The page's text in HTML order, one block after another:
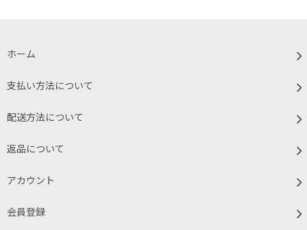
ホーム
支払い方法について
配送方法について
返品について
アカウント
会員登録